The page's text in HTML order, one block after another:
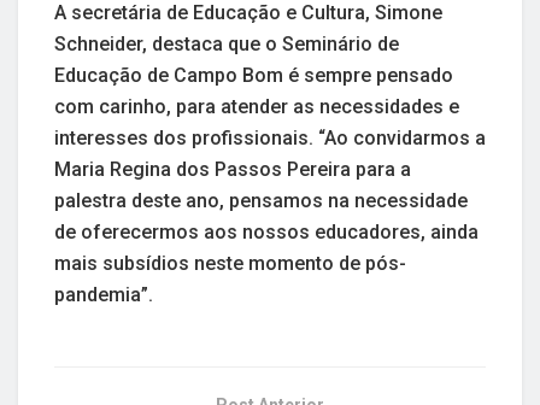
A secretária de Educação e Cultura, Simone
Schneider, destaca que o Seminário de
Educação de Campo Bom é sempre pensado
com carinho, para atender as necessidades e
interesses dos profissionais. “Ao convidarmos a
Maria Regina dos Passos Pereira para a
palestra deste ano, pensamos na necessidade
de oferecermos aos nossos educadores, ainda
mais subsídios neste momento de pós-
pandemia”.